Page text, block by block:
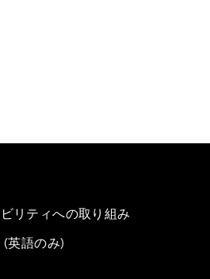
リティへの取り組み
英語のみ)